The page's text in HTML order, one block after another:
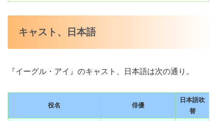
キャスト、日本語
『イーグル・アイ』のキャスト、日本語は次の通り。
役名 俳優
日本語吹
替